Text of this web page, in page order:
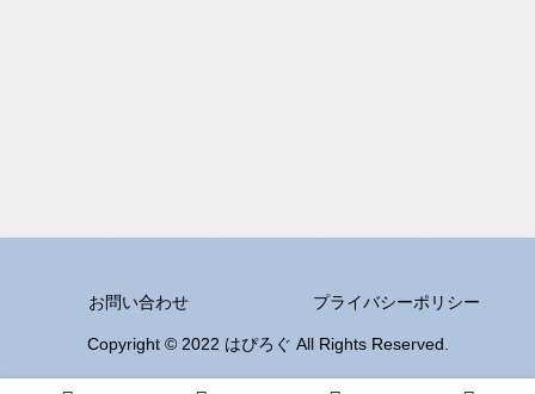
お問い合わせ プライバシーポリシー
Copyright © 2022 はぴろぐ All Rights Reserved.